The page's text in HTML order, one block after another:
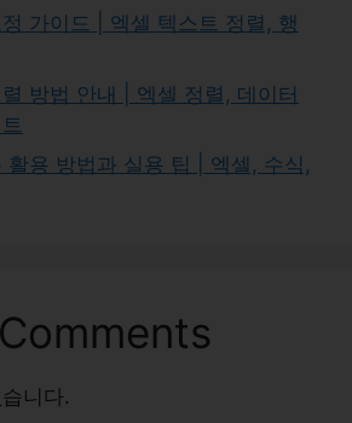
가이드 | 엑셀 텍스트 정렬, 행
방법 안내 | 엑셀 정렬, 데이터
활용 방법과 실용 팁 | 엑셀, 수식,
니다.